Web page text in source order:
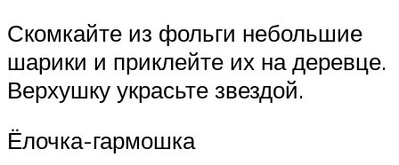
Скомкайте из фольги небольшие
шарики и приклейте их на деревце.
Верхушку украсьте звездой.
Ёлочка-гармошка